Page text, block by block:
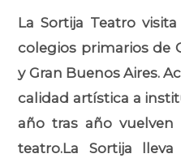
La Sortija Teatro
colegios primarios de
y Gran Buenos Aires.
calidad artística a
año tras año vuelven
teatro.La Sortija